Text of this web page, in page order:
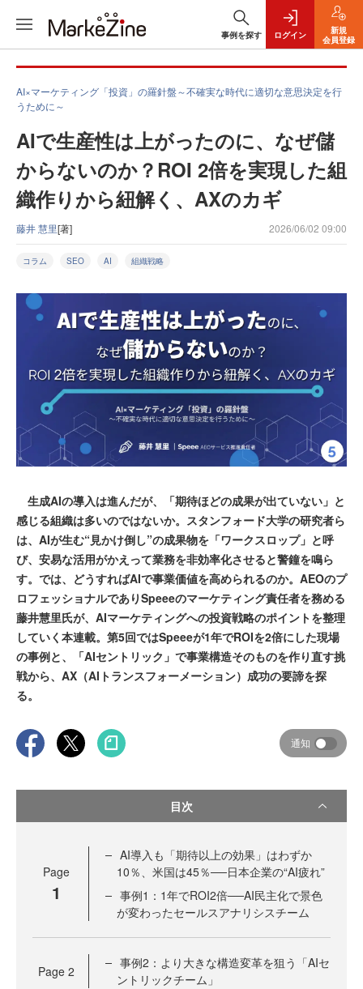
事例を探す ログイン
新規
会員登録
AI×マーケティング「投資」の羅針盤～不確実な時代に適切な意思決定を行
うために～
AIで生産性は上がったのに、なぜ儲
からないのか？ROI 2倍を実現した組
織作りから紐解く、AXのカギ
藤井 慧里[著] 2026/06/02 09:00
コラム SEO AI 組織戦略
生成AIの導入は進んだが、「期待ほどの成果が出ていない」と
感じる組織は多いのではないか。スタンフォード大学の研究者ら
は、AIが生む“見かけ倒し”の成果物を「ワークスロップ」と呼
び、安易な活用がかえって業務を非効率化させると警鐘を鳴ら
す。では、どうすればAIで事業価値を高められるのか。AEOのプ
ロフェッショナルでありSpeeeのマーケティング責任者を務める
藤井慧里氏が、AIマーケティングへの投資戦略のポイントを整理
していく本連載。第5回ではSpeeeが1年でROIを2倍にした現場
の事例と、「AIセントリック」で事業構造そのものを作り直す挑
戦から、AX（AIトランスフォーメーション）成功の要諦を探
る。
通知
目次
Page
1
AI導入も「期待以上の効果」はわずか
10％、米国は45％──日本企業の“AI疲れ”
事例1：1年でROI2倍──AI民主化で景色
が変わったセールスアナリシスチーム
Page 2
事例2：より大きな構造変革を狙う「AIセ
ントリックチーム」